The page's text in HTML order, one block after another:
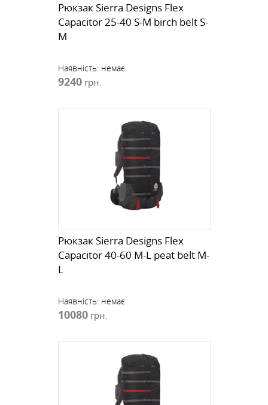
Рюкзак Sierra Designs Flex
Capacitor 25-40 S-M birch belt S-
M
Наявність: немає
9240 грн.
Рюкзак Sierra Designs Flex
Capacitor 40-60 M-L peat belt M-
L
Наявність: немає
10080 грн.